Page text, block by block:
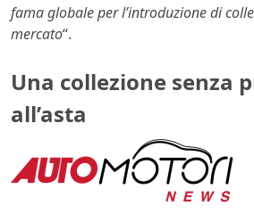
fama globale per l’introduzione di
mercato“.
Una collezione senza
all’asta